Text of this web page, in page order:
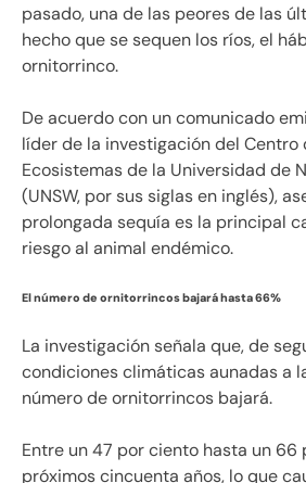
pasado, una de las peores de las
hecho que se sequen los ríos, el
ornitorrinco.
De acuerdo con un comunicado
líder de la investigación del Centro
Ecosistemas de la Universidad de
(UNSW, por sus siglas en inglés),
prolongada sequía es la principal
riesgo al animal endémico.
El número de ornitorrincos bajará hasta 66%
La investigación señala que, de
condiciones climáticas aunadas a
número de ornitorrincos bajará.
Entre un 47 por ciento hasta un 66
próximos cincuenta años, lo que